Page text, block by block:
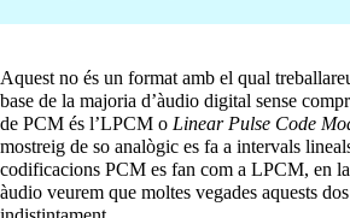
Aquest no és un format amb el qual
base de la majoria d’àudio digital sense
de PCM és l’LPCM o Linear Pulse Code
mostreig de so analògic es fa a intervals
codificacions PCM es fan com a LPCM, en
àudio veurem que moltes vegades aquests dos